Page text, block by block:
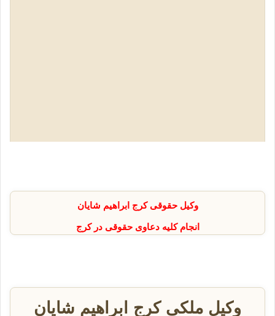
وکیل حقوقی کرج ابراهیم شایان
انجام کلیه دعاوی حقوقی در کرج
وکیل ملکی کرج ابراهیم شایان